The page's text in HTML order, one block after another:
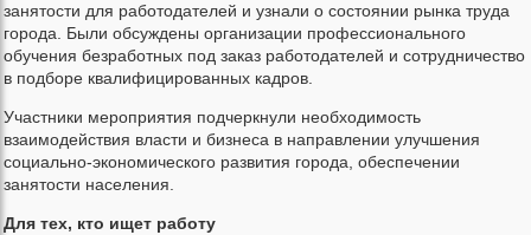
занятости для работодателей и узнали о состоянии рынка труда
города. Были обсуждены организации профессионального
обучения безработных под заказ работодателей и сотрудничество
в подборе квалифицированных кадров.
Участники мероприятия подчеркнули необходимость
взаимодействия власти и бизнеса в направлении улучшения
социально-экономического развития города, обеспечении
занятости населения.
Для тех, кто ищет работу